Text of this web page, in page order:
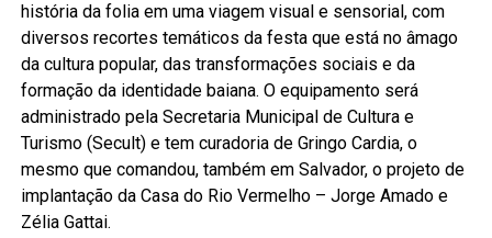
história da folia em uma viagem visual e sensorial, com
diversos recortes temáticos da festa que está no âmago
da cultura popular, das transformações sociais e da
formação da identidade baiana. O equipamento será
administrado pela Secretaria Municipal de Cultura e
Turismo (Secult) e tem curadoria de Gringo Cardia, o
mesmo que comandou, também em Salvador, o projeto de
implantação da Casa do Rio Vermelho – Jorge Amado e
Zélia Gattai.